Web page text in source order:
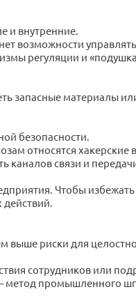
и внутренние.
возможности
регуляции и
запасные материалы
безопасности.
относятся хакерские
каналов связи и
Чтобы
выше риски для
сотрудников или
— метод промышленного